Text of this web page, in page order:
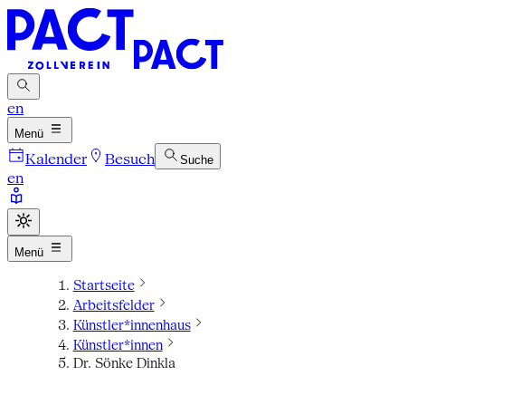
en
Menü
Kalender Besuch Suche
en
Menü
Startseite
Arbeitsfelder
Künstler*innenhaus
Künstler*innen
Dr. Sönke Dinkla